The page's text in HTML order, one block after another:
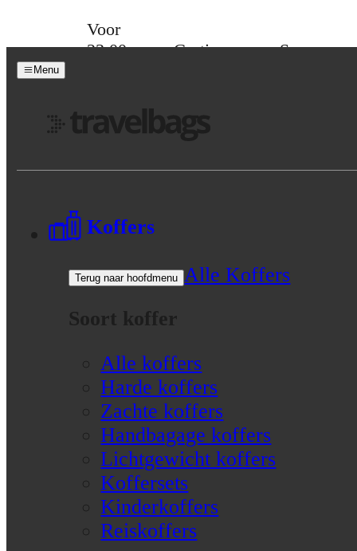
Voor
23:00
Gratis
Spaar
Menu
Koffers
Terug naar hoofdmenu
Alle Koffers
Soort koffer
Alle koffers
Harde koffers
Zachte koffers
Handbagage koffers
Lichtgewicht koffers
Koffersets
Kinderkoffers
Reiskoffers